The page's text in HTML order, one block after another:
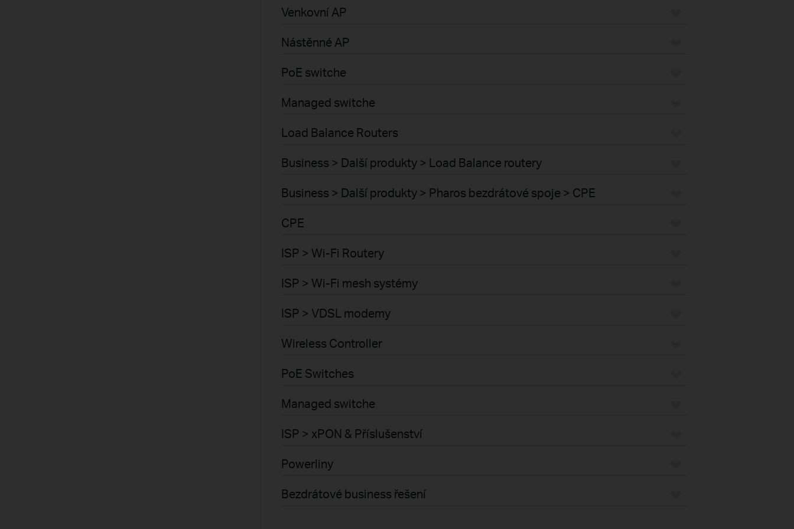
Venkovní AP
Nástěnné AP
PoE switche
Managed switche
Load Balance Routers
Business > Další produkty > Load Balance routery
Business > Další produkty > Pharos bezdrátové spoje > CPE
CPE
ISP > Wi-Fi Routery
ISP > Wi-Fi mesh systémy
ISP > VDSL modemy
Wireless Controller
PoE Switches
Managed switche
ISP > xPON & Příslušenství
Powerliny
Bezdrátové business řešení